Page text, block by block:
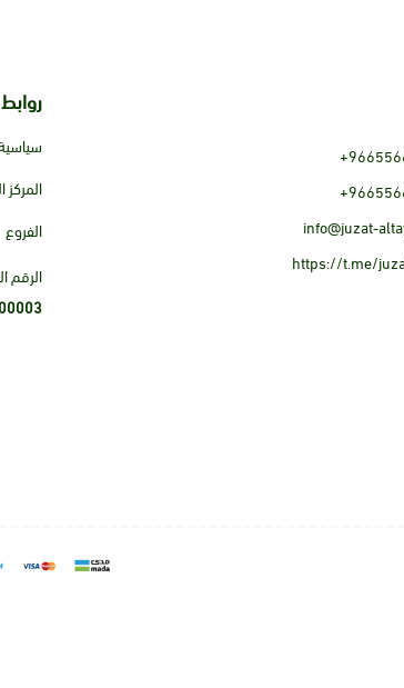
info@juzat-
https://t.me/
الفروع
الرقم